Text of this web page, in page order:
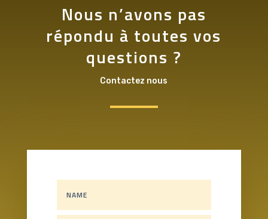
Nous n’avons pas
répondu à toutes vos
questions ?
Contactez nous